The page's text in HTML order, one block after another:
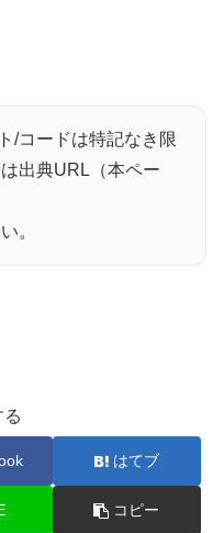
/コードは特記なき限
出典URL（本ペー
。
る
はてブ
コピー